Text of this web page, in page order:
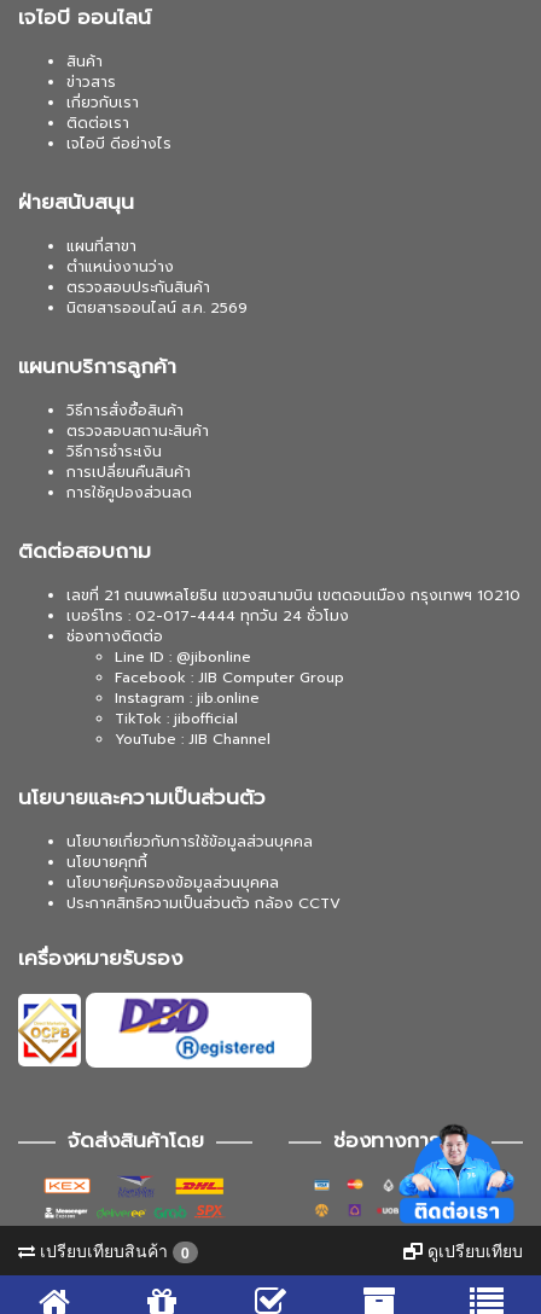
เจไอบี ออนไลน์
สินค้า
ข่าวสาร
เกี่ยวกับเรา
ติดต่อเรา
เจไอบี ดีอย่างไร
ฝ่ายสนับสนุน
แผนที่สาขา
ตำแหน่งงานว่าง
ตรวจสอบประกันสินค้า
นิตยสารออนไลน์ ส.ค. 2569
แผนกบริการลูกค้า
วิธีการสั่งซื้อสินค้า
ตรวจสอบสถานะสินค้า
วิธีการชำระเงิน
การเปลี่ยนคืนสินค้า
การใช้คูปองส่วนลด
ติดต่อสอบถาม
เลขที่ 21 ถนนพหลโยธิน แขวงสนามบิน เขตดอนเมือง กรุงเทพฯ 10210
เบอร์โทร : 02-017-4444 ทุกวัน 24 ชั่วโมง
ช่องทางติดต่อ
Line ID : @jibonline
Facebook : JIB Computer Group
Instagram : jib.online
TikTok : jibofficial
YouTube : JIB Channel
นโยบายและความเป็นส่วนตัว
นโยบายเกี่ยวกับการใช้ข้อมูลส่วนบุคคล
นโยบายคุกกี้
นโยบายคุ้มครองข้อมูลส่วนบุคคล
ประกาศสิทธิความเป็นส่วนตัว กล้อง CCTV
เครื่องหมายรับรอง
จัดส่งสินค้าโดย ช่องทางการชำระ
ช่องทางการติดตาม
เปรียบเทียบสินค้า 0 ดูเปรียบเทียบ